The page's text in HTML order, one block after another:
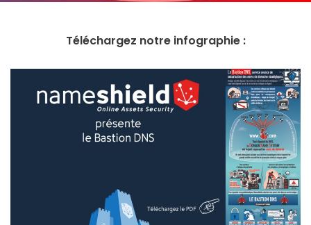
Téléchargez notre infographie :